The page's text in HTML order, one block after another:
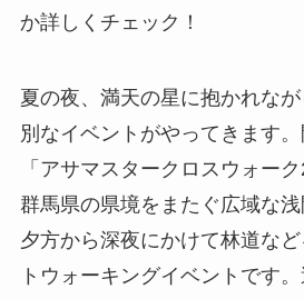
か詳しくチェック！
夏の夜、満天の星に抱かれな
別なイベントがやってきます
「アサマスタークロスウォー
群馬県の県境をまたぐ広域な浅
夕方から深夜にかけて林道な
トウォーキングイベントです